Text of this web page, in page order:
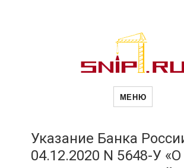
другие
МЕНЮ
Указание Банка
04.12.2020 N 5648-У «О